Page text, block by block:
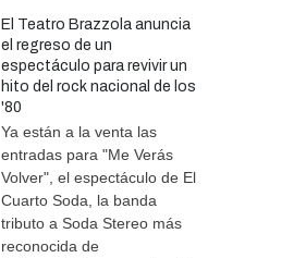
El Teatro Brazzola anuncia
el regreso de un
espectáculo para revivir un
hito del rock nacional de los
'80
Ya están a la venta las
entradas para "Me Verás
Volver", el espectáculo de El
Cuarto Soda, la banda
tributo a Soda Stereo más
reconocida de